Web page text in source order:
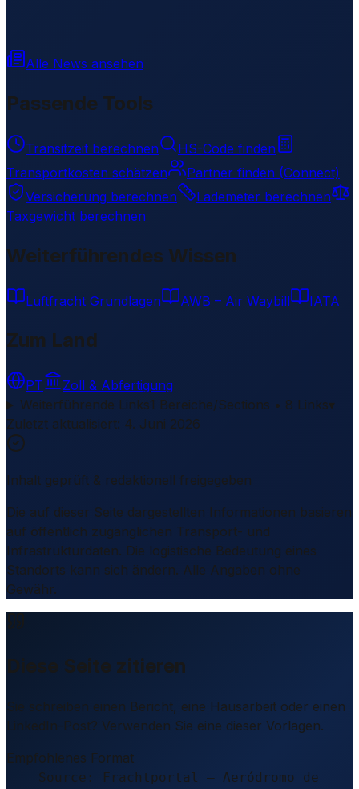
Alle News ansehen
Passende Tools
Transitzeit berechnen
HS-Code finden
Transportkosten schätzen
Partner finden (Connect)
Versicherung berechnen
Lademeter berechnen
Taxgewicht berechnen
Weiterführendes Wissen
Luftfracht Grundlagen AWB – Air Waybill IATA
Zum Land
PT
Zoll & Abfertigung
Weiterführende Links1 Bereiche/Sections • 8 Links▾
Zuletzt aktualisiert: 4. Juni 2026
Inhalt geprüft & redaktionell freigegeben
Die auf dieser Seite dargestellten Informationen basieren
auf öffentlich zugänglichen Transport- und
Infrastrukturdaten. Die logistische Bedeutung eines
Standorts kann sich ändern. Alle Angaben ohne
Gewähr.
Diese Seite zitieren
Sie schreiben einen Bericht, eine Hausarbeit oder einen
LinkedIn-Post? Verwenden Sie eine dieser Vorlagen.
Empfohlenes Format
Source: Frachtportal – Aeródromo de